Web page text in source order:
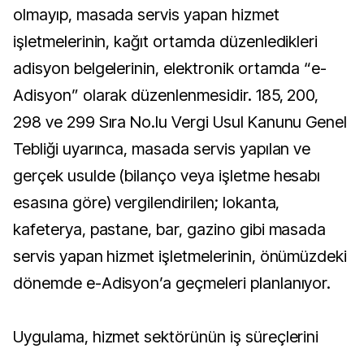
olmayıp, masada servis yapan hizmet
işletmelerinin, kağıt ortamda düzenledikleri
adisyon belgelerinin, elektronik ortamda “e-
Adisyon” olarak düzenlenmesidir. 185, 200,
298 ve 299 Sıra No.lu Vergi Usul Kanunu Genel
Tebliği uyarınca, masada servis yapılan ve
gerçek usulde (bilanço veya işletme hesabı
esasına göre) vergilendirilen; lokanta,
kafeterya, pastane, bar, gazino gibi masada
servis yapan hizmet işletmelerinin, önümüzdeki
dönemde e-Adisyon’a geçmeleri planlanıyor.
Uygulama, hizmet sektörünün iş süreçlerini